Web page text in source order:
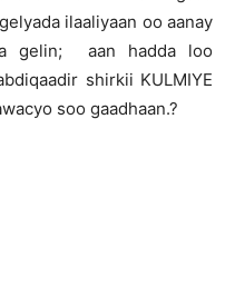
ilaaliyaan oo aanay
gelin; aan hadda loo
shirkii KULMIYE
soo gaadhaan.?